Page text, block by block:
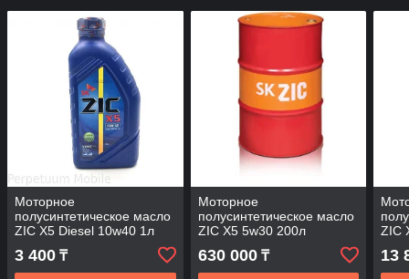
Моторное
полусинтетическое масло
ZIC X5 Diesel 10w40 1л
3 400 ₸
Моторное
полусинтетическое масло
ZIC X5 5w30 200л
630 000₸
ZIC
13